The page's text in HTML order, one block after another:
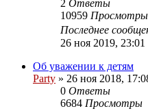
2 Ответы
10959 Просмотры
Последнее
26 ноя 2019, 23:01
Об уважении к детям
Party » 26 ноя 2018,
0 Ответы
6684 Просмотры